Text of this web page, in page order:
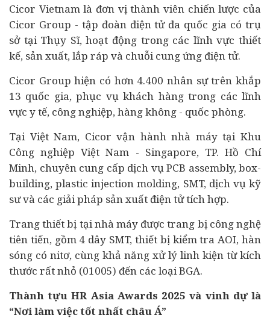
Cicor Vietnam là đơn vị thành viên chiến lược của
Cicor Group - tập đoàn điện tử đa quốc gia có trụ
sở tại Thụy Sĩ, hoạt động trong các lĩnh vực thiết
kế, sản xuất, lắp ráp và chuỗi cung ứng điện tử.
Cicor Group hiện có hơn 4.400 nhân sự trên khắp
13 quốc gia, phục vụ khách hàng trong các lĩnh
vực y tế, công nghiệp, hàng không - quốc phòng.
Tại Việt Nam, Cicor vận hành nhà máy tại Khu
Công nghiệp Việt Nam - Singapore, TP. Hồ Chí
Minh, chuyên cung cấp dịch vụ PCB assembly, box-
building, plastic injection molding, SMT, dịch vụ kỹ
sư và các giải pháp sản xuất điện tử tích hợp.
Trang thiết bị tại nhà máy được trang bị công nghệ
tiên tiến, gồm 4 dây SMT, thiết bị kiểm tra AOI, hàn
sóng có nitơ, cùng khả năng xử lý linh kiện từ kích
thước rất nhỏ (01005) đến các loại BGA.
Thành tựu HR Asia Awards 2025 và vinh dự là
“Nơi làm việc tốt nhất châu Á”